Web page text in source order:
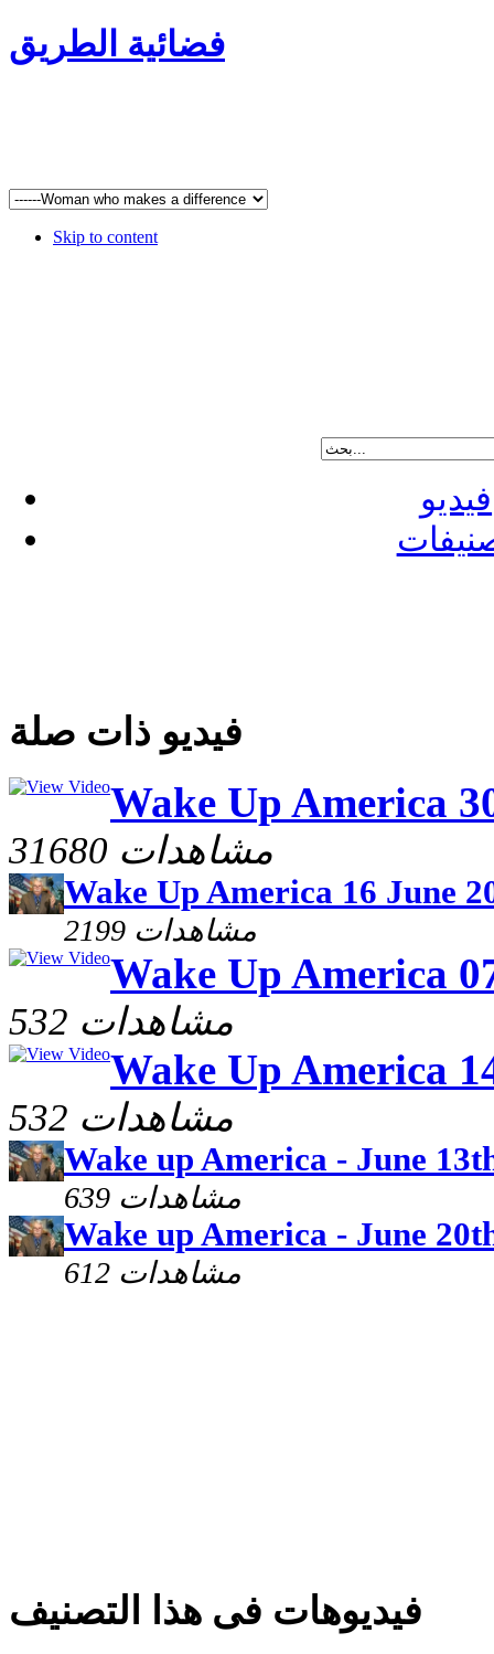
فضائية الطريق
Skip to content
فيديو
فيديو ذات صلة
Wake Up America
31680 مشاهدات
Wake Up America 16 June
2199 مشاهدات
Wake Up America
532 مشاهدات
Wake Up America
532 مشاهدات
Wake up America - June
639 مشاهدات
Wake up America - June
612 مشاهدات
فيديوهات فى هذا التصنيف